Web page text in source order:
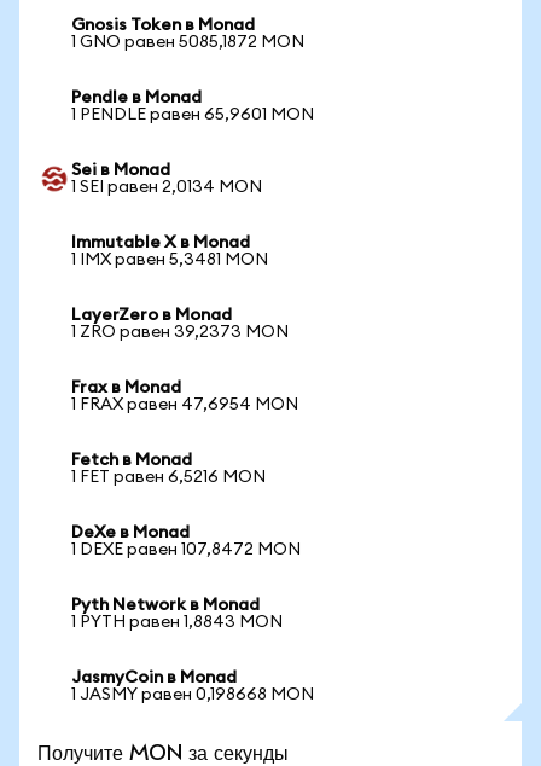
Gnosis Token в Monad
1 GNO равен 5085,1872 MON
Pendle в Monad
1 PENDLE равен 65,9601 MON
Sei в Monad
1 SEI равен 2,0134 MON
Immutable X в Monad
1 IMX равен 5,3481 MON
LayerZero в Monad
1 ZRO равен 39,2373 MON
Frax в Monad
1 FRAX равен 47,6954 MON
Fetch в Monad
1 FET равен 6,5216 MON
DeXe в Monad
1 DEXE равен 107,8472 MON
Pyth Network в Monad
1 PYTH равен 1,8843 MON
JasmyCoin в Monad
1 JASMY равен 0,198668 MON
Получите MON за секунды